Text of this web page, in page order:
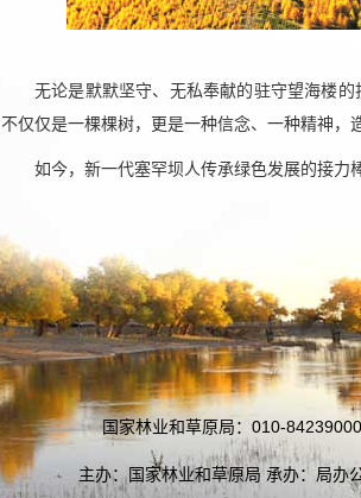
无论是默默坚守、无私奉献的驻守望海楼
不仅仅是一棵棵树，更是一种信念、一种精神，
如今，新一代塞罕坝人传承绿色发展的接力
国家林业和草原局：010-
主办：国家林业和草原局 承办：局办